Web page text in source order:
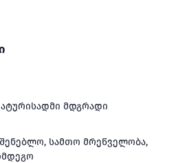
მდგრადი
სამთო მრეწველობა,